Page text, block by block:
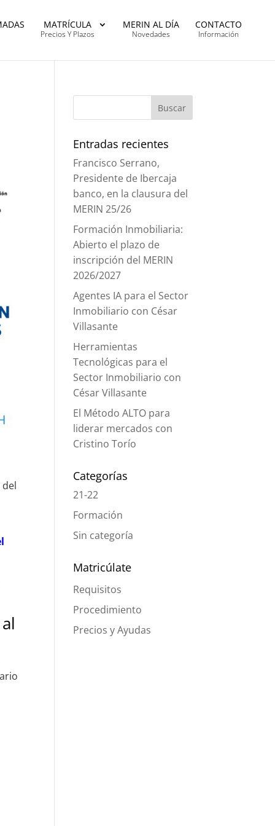
MATRÍCULA
Precios Y Plazos
MERIN AL DÍA
Novedades
CONTACTO
Información
Entradas recientes
Francisco Serrano,
Presidente de Ibercaja
banco, en la clausura del
MERIN 25/26
Formación Inmobiliaria:
Abierto el plazo de
inscripción del MERIN
2026/2027
Agentes IA para el Sector
Inmobiliario con César
Villasante
Herramientas
Tecnológicas para el
Sector Inmobiliario con
César Villasante
El Método ALTO para
liderar mercados con
Cristino Torío
Categorías
21-22
Formación
Sin categoría
Matricúlate
Requisitos
Procedimiento
Precios y Ayudas